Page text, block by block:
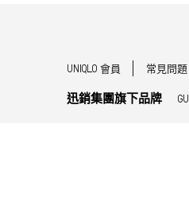
UNIQLO 會員 常見問題
迅銷集團旗下品牌 GU